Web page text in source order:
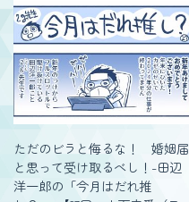
ただのビラと侮るな！ 婚姻届
と思って受け取るべし！-田辺
洋一郎の「今月はだれ推